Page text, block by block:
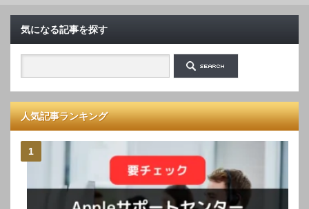
気になる記事を探す
人気記事ランキング